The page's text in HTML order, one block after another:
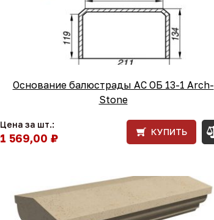
Основание балюстрады АС ОБ 13-1 Arch-
Stone
Цена за шт.:
1 569,00 ₽ КУПИТЬ